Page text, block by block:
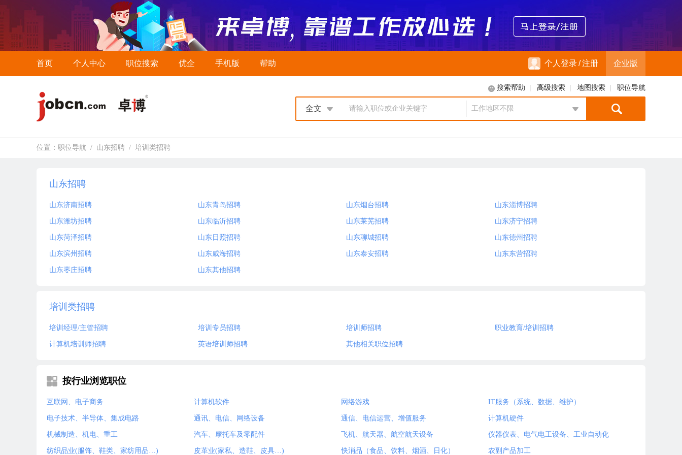
首页 个人中心 职位搜索 优企 手机版 帮助 个人登录/注册 企业版
搜索帮助 | 高级搜索 | 地图搜索 | 职位导航
请输入职位或企业关键字
全文 工作地区不限
位置： 职位导航 / 山东招聘 / 培训类招聘
山东招聘
山东济南招聘 山东青岛招聘 山东烟台招聘 山东淄博招聘
山东潍坊招聘 山东临沂招聘 山东莱芜招聘 山东济宁招聘
山东菏泽招聘 山东日照招聘 山东聊城招聘 山东德州招聘
山东滨州招聘 山东威海招聘 山东泰安招聘 山东东营招聘
山东枣庄招聘 山东其他招聘
培训类招聘
培训经理/主管招聘 培训专员招聘 培训师招聘 职业教育/培训招聘
计算机培训师招聘 英语培训师招聘 其他相关职位招聘
按行业浏览职位
互联网、电子商务 计算机软件 网络游戏 IT服务（系统、数据、维护）
电子技术、半导体、集成电路 通讯、电信、网络设备 通信、电信运营、增值服务 计算机硬件
机械制造、机电、重工 汽车、摩托车及零配件 飞机、航天器、航空航天设备 仪器仪表、电气电工设备、工业自动化
纺织品业(服饰、鞋类、家纺用品…) 皮革业(家私、造鞋、皮具…) 快消品（食品、饮料、烟酒、日化） 农副产品加工